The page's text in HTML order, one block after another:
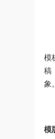
模
稿
象。
模